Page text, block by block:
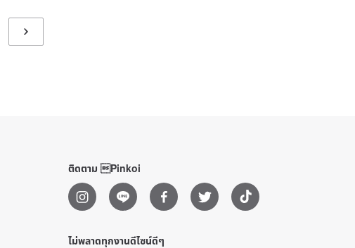
ติดตาม Pinkoi
ไม่พลาดทุกงานดีไซน์ดีๆ